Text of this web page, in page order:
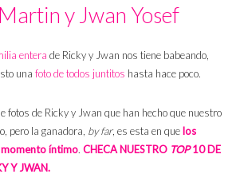
y Jwan Yosef
entera de Ricky y Jwan nos tiene babeando,
una foto de todos juntitos hasta hace poco.
fotos de Ricky y Jwan que han hecho que nuestro
pero la ganadora, by far, es esta en que los
íntimo. CHECA NUESTRO TOP10 DE
Y JWAN.